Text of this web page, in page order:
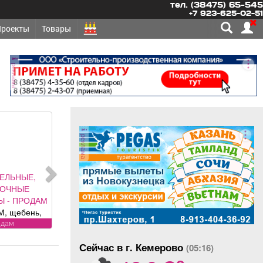
тел. (38475) 65-545
+7 923-625-02-51
Товары
реклама
- ПРОДАМ
щебень,
торф,
заказ,
реклама
Сейчас в г. Кемерово (05:16)